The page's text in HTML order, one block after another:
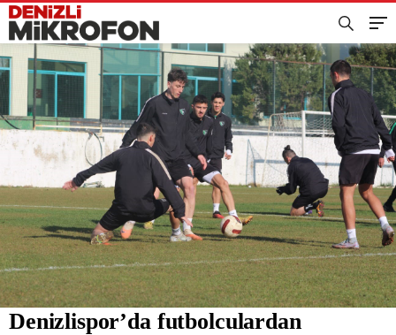
Denizlispor’da futbolculardan